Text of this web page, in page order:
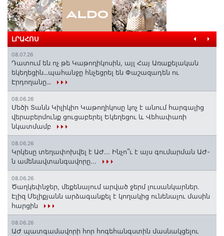
ԼՐԱՀՈՍ
08.07.26
Դատում են ոչ թե Կաթողիկոսին, այլ Հայ Առաքելական
եկեղեցին․․․պահանջը հնչեցրել են Փաշազադեն ու
Էրդողանը․․․
08.06.26
Մեծի Տանն Կիլիկիո Կաթողիկոսը կոչ է անում հարգալից
վերաբերմունք ցուցաբերել Եկեղեցու և Վեհափառի
նկատմամբ
08.06.26
Կրկեսը տեղափոխվել է ԱԺ... Ինչո՞ւ է այս գումարման ԱԺ-
ն ամենավտանգավորը...
08.06.26
Ծաղկեփնջեր, մեքենայում արված ջերմ լուսանկարներ.
Էլիզ Մելիքյանն արձագանքել է կողակից ունենալու մասին
հարցին
08.06.26
ԱԺ պատգամավորի հոր հոգեհանգստին մասնակցելու